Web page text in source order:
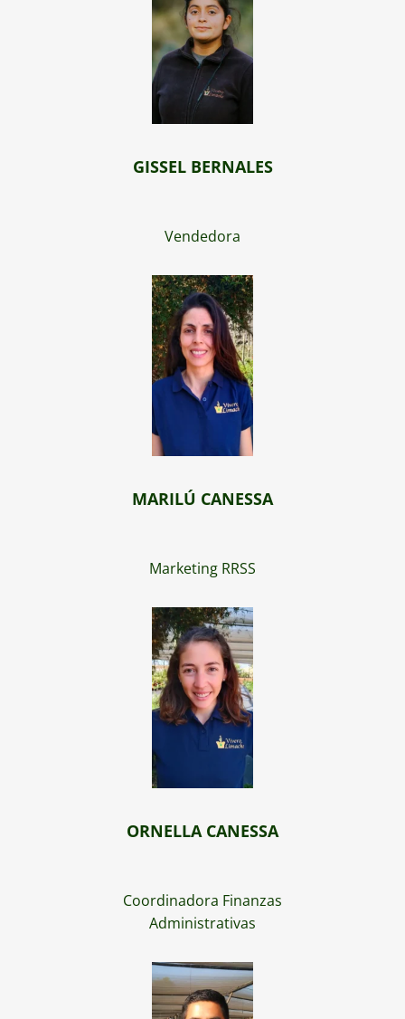
GISSEL BERNALES
Vendedora
MARILÚ CANESSA
Marketing RRSS
ORNELLA CANESSA
Coordinadora Finanzas
Administrativas